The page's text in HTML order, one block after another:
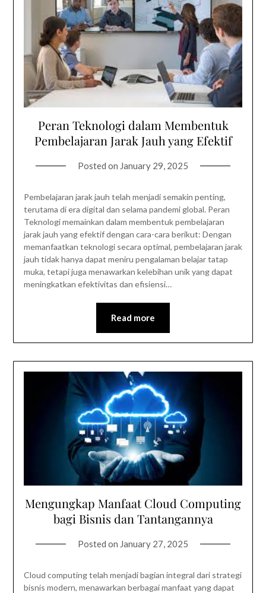
Peran Teknologi dalam Membentuk
Pembelajaran Jarak Jauh yang Efektif
Posted on January 29, 2025
Pembelajaran jarak jauh telah menjadi semakin penting,
terutama di era digital dan selama pandemi global. Peran
Teknologi memainkan dalam membentuk pembelajaran
jarak jauh yang efektif dengan cara-cara berikut: Dengan
memanfaatkan teknologi secara optimal, pembelajaran jarak
jauh tidak hanya dapat meniru pengalaman belajar tatap
muka, tetapi juga menawarkan kelebihan unik yang dapat
meningkatkan efektivitas dan efisiensi…
Read more
Mengungkap Manfaat Cloud Computing
bagi Bisnis dan Tantangannya
Posted on January 27, 2025
Cloud computing telah menjadi bagian integral dari strategi
bisnis modern, menawarkan berbagai manfaat yang dapat